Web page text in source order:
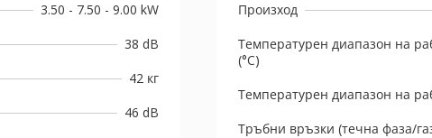
3.50 - 7.50 - 9.00 kW
38 dB
42 кг
46 dB
Произход
Температурен диапазон на
(°C)
Температурен диапазон на
Тръбни връзки (течна фаза/